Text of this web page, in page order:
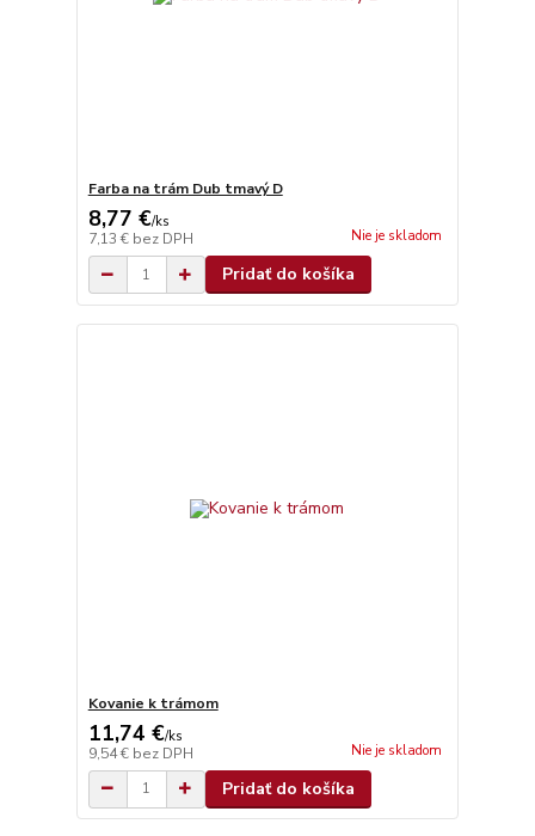
Farba na trám Dub tmavý D
8,77 €/ks
7,13 € bez DPH Nie je skladom
Pridať do košíka
Kovanie k trámom
11,74 €/ks
9,54 € bez DPH Nie je skladom
Pridať do košíka